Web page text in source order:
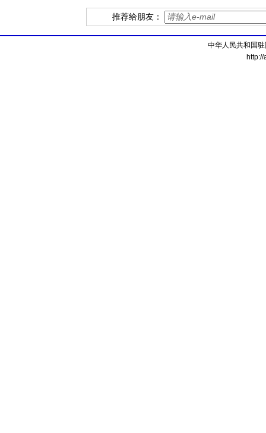
推荐给朋友：
中华人民共和国